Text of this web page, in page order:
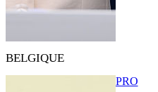
BELGIQUE
PRO